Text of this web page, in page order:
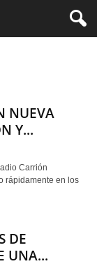
NUEVA
Y...
Carrión
rápidamente en los
DE
UNA...